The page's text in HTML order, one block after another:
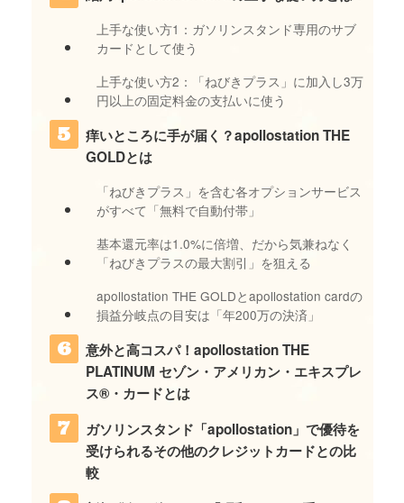
上手な使い方1：ガソリンスタンド専用のサブ
カードとして使う
上手な使い方2：「ねびきプラス」に加入し3万
円以上の固定料金の支払いに使う
痒いところに手が届く？apollostation THE
GOLDとは
「ねびきプラス」を含む各オプションサービス
がすべて「無料で自動付帯」
基本還元率は1.0%に倍増、だから気兼ねなく
「ねびきプラスの最大割引」を狙える
apollostation THE GOLDとapollostation cardの
損益分岐点の目安は「年200万の決済」
意外と高コスパ！apollostation THE
PLATINUM セゾン・アメリカン・エキスプレ
ス®・カードとは
ガソリンスタンド「apollostation」で優待を
受けられるその他のクレジットカードとの比
較